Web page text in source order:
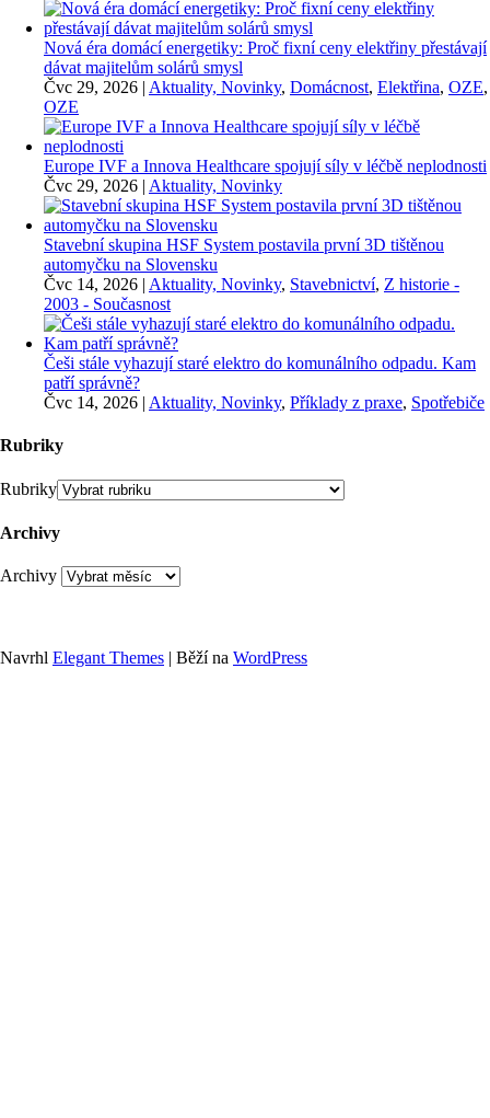
Nová éra domácí energetiky: Proč fixní ceny elektřiny přestávají
dávat majitelům solárů smysl
Čvc 29, 2026 | Aktuality, Novinky, Domácnost, Elektřina, OZE,
OZE
Europe IVF a Innova Healthcare spojují síly v léčbě neplodnosti
Čvc 29, 2026 | Aktuality, Novinky
Stavební skupina HSF System postavila první 3D tištěnou
automyčku na Slovensku
Čvc 14, 2026 | Aktuality, Novinky, Stavebnictví, Z historie -
2003 - Současnost
Češi stále vyhazují staré elektro do komunálního odpadu. Kam
patří správně?
Čvc 14, 2026 | Aktuality, Novinky, Příklady z praxe, Spotřebiče
Rubriky
Rubriky
Archivy
Archivy
Navrhl Elegant Themes | Běží na WordPress